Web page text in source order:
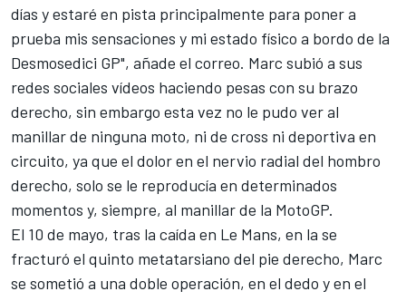
días y estaré en pista principalmente para poner a
prueba mis sensaciones y mi estado físico a bordo de la
Desmosedici GP", añade el correo. Marc subió a sus
redes sociales vídeos haciendo pesas con su brazo
derecho, sin embargo esta vez no le pudo ver al
manillar de ninguna moto, ni de cross ni deportiva en
circuito, ya que el dolor en el nervio radial del hombro
derecho, solo se le reproducía en determinados
momentos y, siempre, al manillar de la MotoGP.
El 10 de mayo, tras la caída en Le Mans, en la se
fracturó el quinto metatarsiano del pie derecho, Marc
se sometió a una doble operación, en el dedo y en el